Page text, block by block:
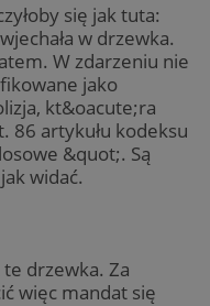
się jak tuta:
w drzewka.
W zdarzeniu nie
jako
kt&oacute;ra
86 artykułu kodeksu
&quot;. Są
widać.
drzewka. Za
więc mandat się